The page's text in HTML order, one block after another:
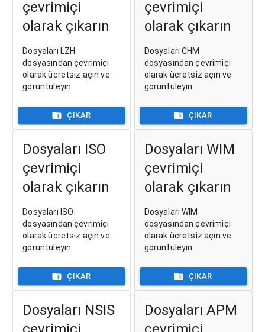
çevrimiçi
olarak çıkarın
Dosyaları LZH
dosyasından çevrimiçi
olarak ücretsiz açın ve
görüntüleyin
ÇIKAR
çevrimiçi
olarak çıkarın
Dosyaları CHM
dosyasından çevrimiçi
olarak ücretsiz açın ve
görüntüleyin
ÇIKAR
Dosyaları ISO
çevrimiçi
olarak çıkarın
Dosyaları ISO
dosyasından çevrimiçi
olarak ücretsiz açın ve
görüntüleyin
ÇIKAR
Dosyaları WIM
çevrimiçi
olarak çıkarın
Dosyaları WIM
dosyasından çevrimiçi
olarak ücretsiz açın ve
görüntüleyin
ÇIKAR
Dosyaları NSIS
Dosyaları APM